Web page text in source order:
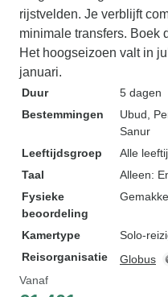
rijstvelden. Je verblijft
minimale transfers. Boek
Het hoogseizoen valt in
januari.
Duur
5 dagen
Bestemmingen
Ubud ,
Sanur
Leeftijdsgroep
Alle
Taal
Alleen:
Fysieke
beoordeling
Kamertype
Solo-
Reisorganisatie
Globus
Vanaf